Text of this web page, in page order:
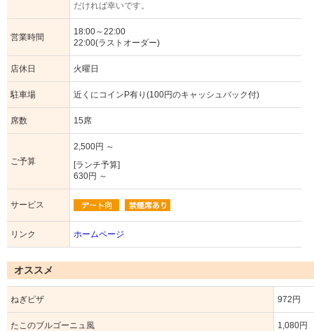
だければ幸いです。
営業時間
18:00～22:00
22:00(ラストオーダー)
店休日 火曜日
駐車場 近くにコインP有り(100円のキャッシュバック付)
席数 15席
ご予算
2,500円 ～
[ランチ予算]
630円 ～
サービス
リンク ホームページ
オススメ
ねぎピザ 972円
たこのブルゴーニュ風 1,080円